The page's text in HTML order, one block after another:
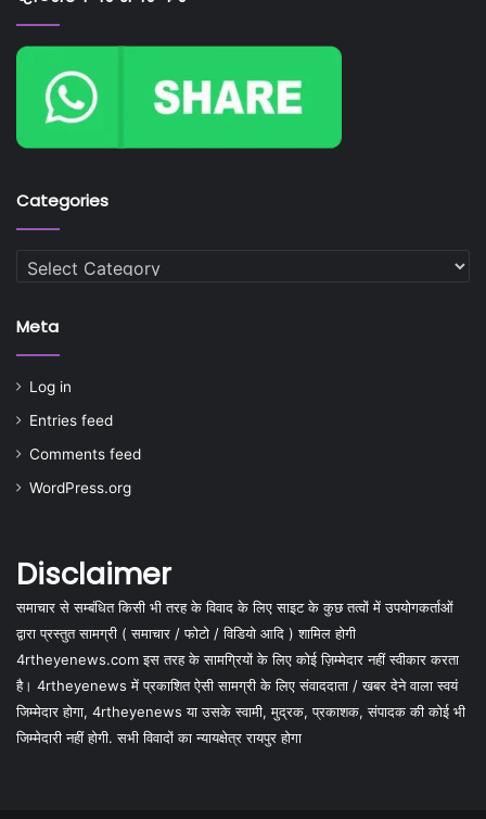
Categories
Categories
Meta
Log in
Entries feed
Comments feed
WordPress.org
Disclaimer
समाचार से सम्बंधित किसी भी तरह के विवाद के लिए साइट के कुछ तत्वों में उपयोगकर्ताओं
द्वारा प्रस्तुत सामग्री ( समाचार / फोटो / विडियो आदि ) शामिल होगी
4rtheyenews.com इस तरह के सामग्रियों के लिए कोई ज़िम्मेदार नहीं स्वीकार करता
है। 4rtheyenews में प्रकाशित ऐसी सामग्री के लिए संवाददाता / खबर देने वाला स्वयं
जिम्मेदार होगा, 4rtheyenews या उसके स्वामी, मुद्रक, प्रकाशक, संपादक की कोई भी
जिम्मेदारी नहीं होगी. सभी विवादों का न्यायक्षेत्र रायपुर होगा